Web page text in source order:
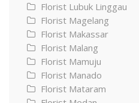
Florist Lubuk Linggau
Florist Magelang
Florist Makassar
Florist Malang
Florist Mamuju
Florist Manado
Florist Mataram